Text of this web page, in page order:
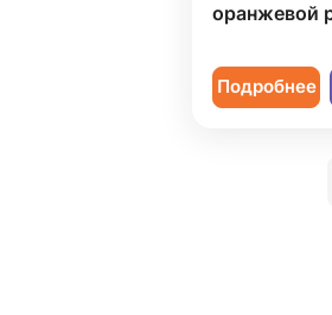
оранжевой
Подробнее